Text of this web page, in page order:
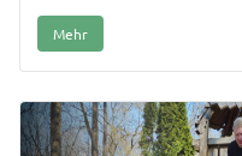
Mehr